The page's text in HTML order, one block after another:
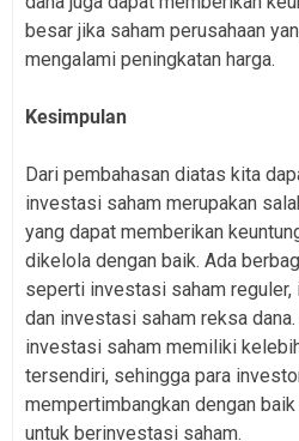
besar jika saham perusahaan
mengalami peningkatan harga.
Kesimpulan
Dari pembahasan diatas kita
investasi saham merupakan
yang dapat memberikan
dikelola dengan baik. Ada
seperti investasi saham
dan investasi saham reksa
investasi saham memiliki
tersendiri, sehingga para
mempertimbangkan dengan
untuk berinvestasi saham.